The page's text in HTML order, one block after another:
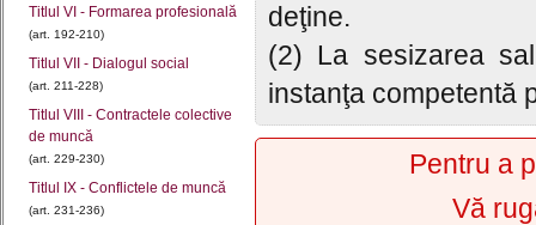
Titlul VI - Formarea profesională
(art. 192-210)
Titlul VII - Dialogul social
(art. 211-228)
Titlul VIII - Contractele colective
de muncă
(art. 229-230)
Titlul IX - Conflictele de muncă
(art. 231-236)
deţine.
(2) La sesizarea
instanţa competentă
Pentru a
Vă